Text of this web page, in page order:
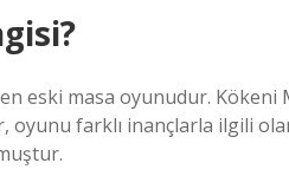
eski masa oyunudur. Kökeni
oyunu farklı inançlarla ilgili